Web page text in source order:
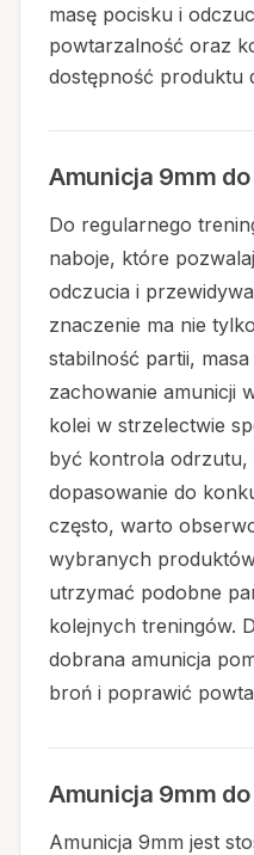
masę pocisku i
powtarzalność oraz
dostępność produktu
Amunicja 9mm
Do regularnego
naboje, które
odczucia i
znaczenie ma nie
stabilność partii,
zachowanie amunicji
kolei w strzelectwie
być kontrola odrzutu,
dopasowanie do
często, warto
wybranych
utrzymać podobne
kolejnych treningów.
dobrana amunicja
broń i poprawić
Amunicja 9mm
Amunicja 9mm jest